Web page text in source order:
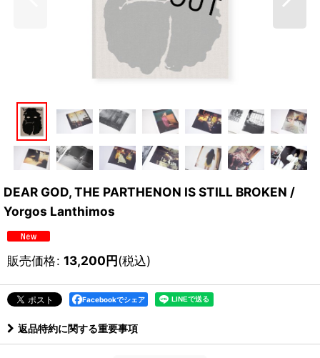
DEAR GOD, THE PARTHENON IS STILL BROKEN /
Yorgos Lanthimos
販売価格: 13,200円(税込)
Facebookでシェア
返品特約に関する重要事項